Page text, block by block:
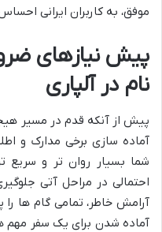
موفق، به کاربران ایرانی
پیش نیازهای
نام در آلپاری
پیش از آنکه قدم در مسیر
آماده سازی برخی مدارک و
شما بسیار روان تر و سریع
احتمالی در مراحل آتی
آرامش خاطر، تمامی گام ها
آماده شدن برای یک سفر مهم